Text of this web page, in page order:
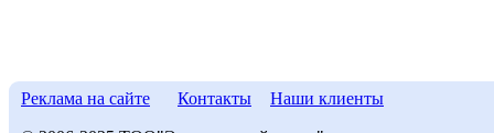
Реклама на сайте Контакты Наши клиенты